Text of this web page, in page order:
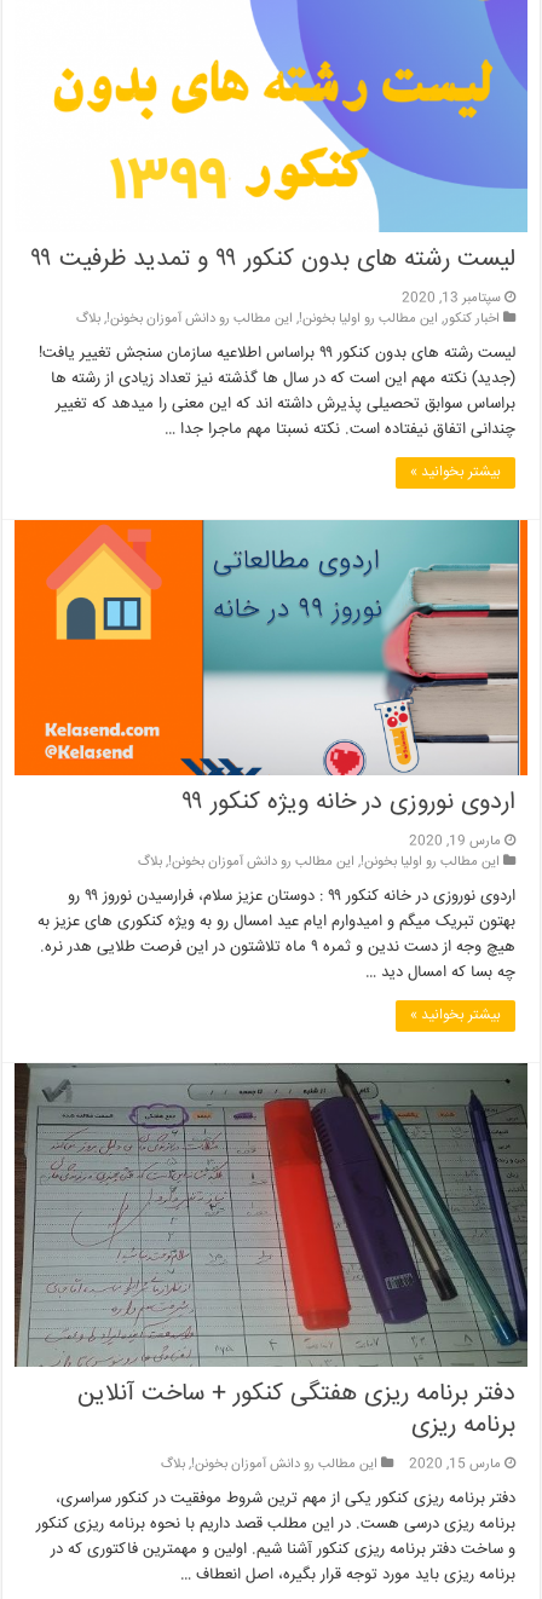
لیست رشته های بدون کنکور ۹۹ و تمدید ظرفیت ۹۹
سپتامبر 13, 2020
اخبار کنکور, این مطالب رو اولیا بخونن!, این مطالب رو دانش آموزان بخونن!,بلاگ
لیست رشته های بدون کنکور ۹۹ براساس اطلاعیه سازمان سنجش تغییر یافت!
(جدید) نکته مهم این است که در سال ها گذشته نیز تعداد زیادی از رشته ها
براساس سوابق تحصیلی پذیرش داشته اند که این معنی را میدهد که تغییر
چندانی اتفاق نیفتاده است. نکته نسبتا مهم ماجرا جدا …
بیشتر بخوانید »
اردوی نوروزی در خانه ویژه کنکور ۹۹
مارس 19, 2020
این مطالب رو اولیا بخونن!, این مطالب رو دانش آموزان بخونن!,بلاگ
اردوی نوروزی در خانه کنکور ۹۹ : دوستان عزیز سلام، فرارسیدن نوروز ۹۹ رو
بهتون تبریک میگم و امیدوارم ایام عید امسال رو به ویژه کنکوری های عزیز به
هیچ وجه از دست ندین و ثمره ۹ ماه تلاشتون در این فرصت طلایی هدر نره.
چه بسا که امسال دید …
بیشتر بخوانید »
دفتر برنامه ریزی هفتگی کنکور + ساخت آنلاین
برنامه ریزی
مارس 15, 2020 این مطالب رو دانش آموزان بخونن!,بلاگ
دفتر برنامه ریزی کنکور یکی از مهم ترین شروط موفقیت در کنکور سراسری،
برنامه ریزی درسی هست. در این مطلب قصد داریم با نحوه برنامه ریزی کنکور
و ساخت دفتر برنامه ریزی کنکور آشنا شیم. اولین و مهمترین فاکتوری که در
برنامه ریزی باید مورد توجه قرار بگیره، اصل انعطاف …